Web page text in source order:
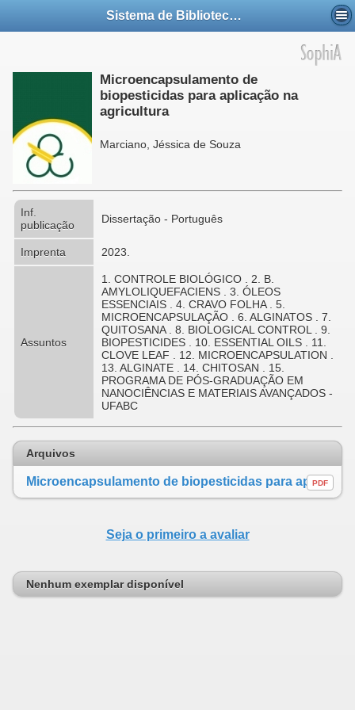
Sistema de Bibliotecas da UFABC
Microencapsulamento de
biopesticidas para aplicação na
agricultura
Marciano, Jéssica de Souza
Inf.
publicação
Dissertação - Português
Imprenta 2023.
Assuntos
1. CONTROLE BIOLÓGICO . 2. B.
AMYLOLIQUEFACIENS . 3. ÓLEOS
ESSENCIAIS . 4. CRAVO FOLHA . 5.
MICROENCAPSULAÇÃO . 6. ALGINATOS . 7.
QUITOSANA . 8. BIOLOGICAL CONTROL . 9.
BIOPESTICIDES . 10. ESSENTIAL OILS . 11.
CLOVE LEAF . 12. MICROENCAPSULATION .
13. ALGINATE . 14. CHITOSAN . 15.
PROGRAMA DE PÓS-GRADUAÇÃO EM
NANOCIÊNCIAS E MATERIAIS AVANÇADOS -
UFABC
Arquivos
Microencapsulamento de biopesticidas para aplicação na agricultura
PDF
Seja o primeiro a avaliar
Nenhum exemplar disponível